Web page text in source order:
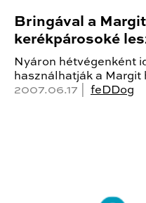
Bringával a
kerékpárosoké
Nyáron hétvégenként
használhatják a Margit
2007.06.17 | feDDog